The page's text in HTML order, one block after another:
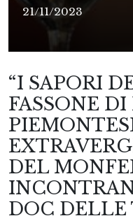
21/11/2023
“I SAPORI
FASSONE
DEL
DOC DELLE